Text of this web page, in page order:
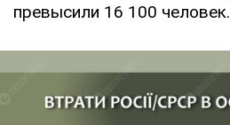
превысили 16 100 человек.